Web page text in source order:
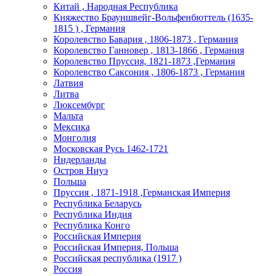
Китай , Народная Республика
Княжество Брауншвейг-Вольфенбюттель (1635-
1815 ) , Германия
Королевство Бавария , 1806-1873 , Германия
Королевство Ганновер , 1813-1866 , Германия
Королевство Пруссия, 1821-1873 ,Германия
Королевство Саксония , 1806-1873 , Германия
Латвия
Литва
Люксембург
Мальта
Мексика
Монголия
Московская Русь 1462-1721
Нидерланды
Остров Ниуэ
Польша
Пруссия , 1871-1918 ,Германская Империя
Республика Беларусь
Республика Индия
Республика Конго
Российская Империя
Российская Империя, Польша
Российская республика (1917 )
Россия